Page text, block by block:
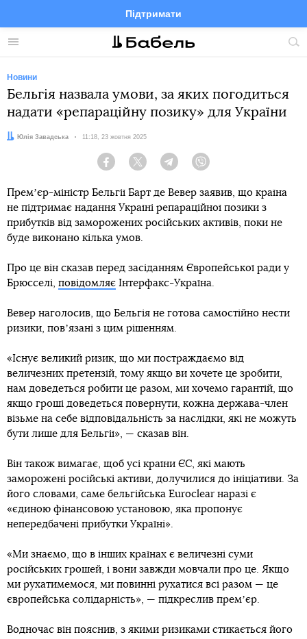
Меню
Підтримати
FacebookTelegramTwitter
Новини
Бельгія назвала умови, за яких погодиться
надати «репараційну позику» для України
Автор:Юлія Завадська Дата:
11:18, 23 жовтня 2025
Facebook Twitter Telegram
Премʼєр-міністр Бельгії Барт де Вевер заявив, що країна
не підтримає надання Україні репараційної позики з
прибутків від заморожених російських активів, поки не
буде виконано кілька умов.
Про це він сказав перед засіданням Європейської ради у
Брюсселі, повідомляє Інтерфакс-Україна.
Вевер наголосив, що Бельгія не готова самостійно нести
ризики, повʼязані з цим рішенням.
«Існує великий ризик, що ми постраждаємо від
величезних претензій, тому якщо ви хочете це зробити,
нам доведеться робити це разом, ми хочемо гарантій, що
якщо гроші доведеться повернути, кожна держава-член
візьме на себе відповідальність за наслідки, які не можуть
бути лише для Бельгії», — сказав він.
Він також вимагає, щоб усі країни ЄС, які мають
заморожені російські активи, долучилися до ініціативи. За
його словами, саме бельгійська Euroclear наразі є
«єдиною фінансовою установою, яка пропонує
непередбачені прибутки Україні».
«Ми знаємо, що в інших країнах є величезні суми
російських грошей, і вони завжди мовчали про це. Якщо
ми рухатимемося, ми повинні рухатися всі разом — це
європейська солідарність», — підкреслив премʼєр.
Водночас він пояснив, з якими ризиками стикається його